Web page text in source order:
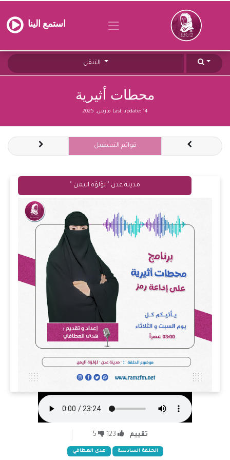
استمع الينا
محطات أثيرية
Last update: 14 مارس, 2025
قوائم التشغيل
مدينة عدن " لؤلؤة اليمن "
تقييم 123
5
الحلقة السادسة هدى العطافي